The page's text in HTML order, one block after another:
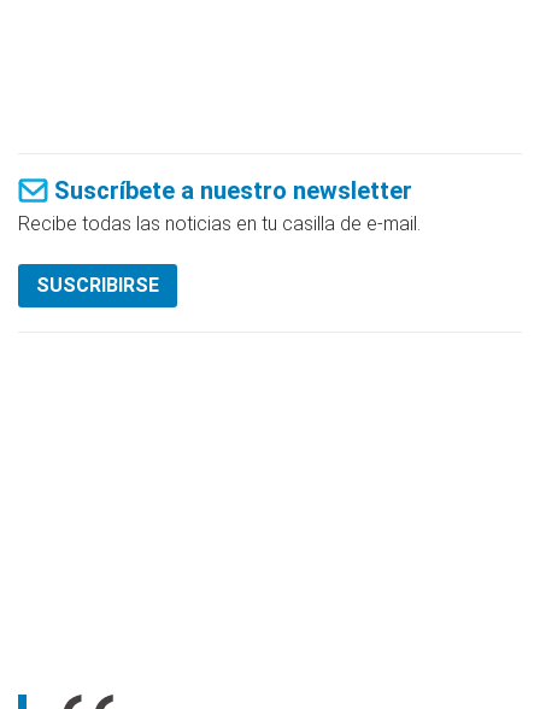
Suscríbete a nuestro newsletter
Recibe todas las noticias en tu casilla de e-mail.
SUSCRIBIRSE